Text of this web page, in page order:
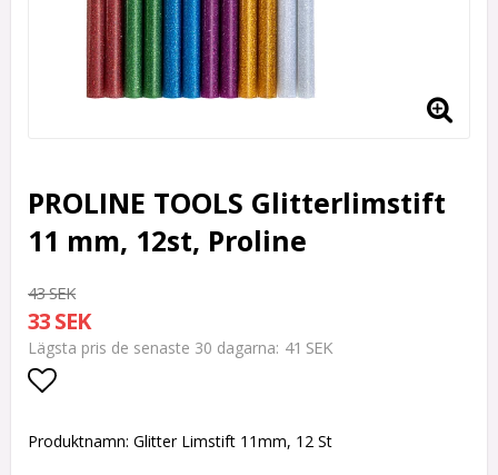
PROLINE TOOLS Glitterlimstift
11 mm, 12st, Proline
43 SEK
33 SEK
Lägsta pris de senaste 30 dagarna 41 SEK
Produktnamn: Glitter Limstift 11mm, 12 St